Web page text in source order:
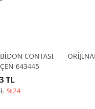
CONTASI
643445
%24
TL